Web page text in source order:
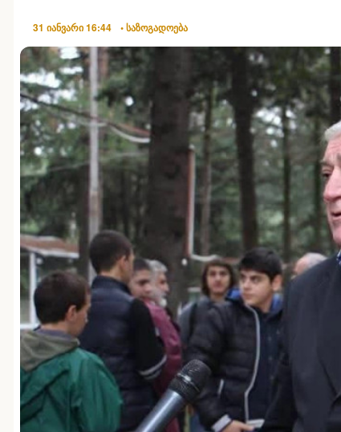
31 იანვარი 16:44 • საზოგადოება